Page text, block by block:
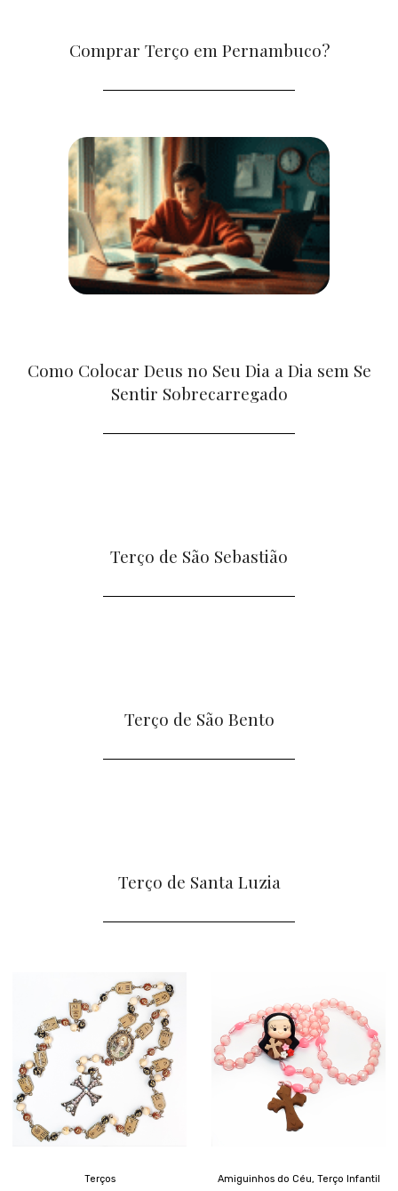
Comprar Terço em Pernambuco?
Como Colocar Deus no Seu Dia a Dia sem Se
Sentir Sobrecarregado
Terço de São Sebastião
Terço de São Bento
Terço de Santa Luzia
Terços Amiguinhos do Céu, Terço Infantil